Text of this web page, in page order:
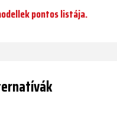
pontos listája.